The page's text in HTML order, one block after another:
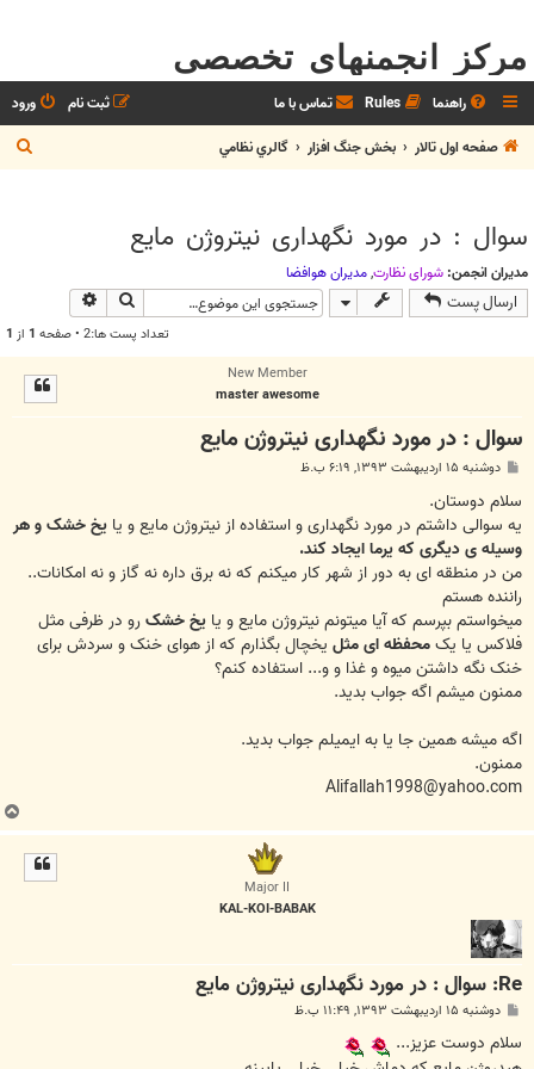
مرکز انجمنهای تخصصی
راهنما Rules تماس با ما ورود
ثبت نام
صفحه اول تالار
بخش جنگ افزار گالري نظامي
س
سوال : در مورد نگهداری نیتروژن مایع
مدیران انجمن: شوراي نظارت,مديران هوافضا
ارسال پست جستجو
تعداد پست ها:2 • صفحه 1 از 1
New Member
master awesome
سوال : در مورد نگهداری نیتروژن مایع
ت
دوشنبه ۱۵ اردیبهشت ۱۳۹۳, ۶:۱۹ ب.ظ
سلام دوستان.
یه سوالی داشتم در مورد نگهداری و استفاده از نیتروژن مایع و یا یخ خشک و هر
وسیله ی دیگری که یرما ایجاد کند.
من در منطقه ای به دور از شهر کار میکنم که نه برق داره نه گاز و نه امکانات..
راننده هستم
میخواستم بپرسم که آیا میتونم نیتروژن مایع و یا یخ خشکرو در ظرفی مثل
فلاکس یا یکمحفظه ای مثل یخچال بگذارم که از هوای خنک و سردش برای
خنک نگه داشتن میوه و غذا و و... استفاده کنم؟
ممنون میشم اگه جواب بدید.
اگه میشه همین جا یا به ایمیلم جواب بدید.
ممنون.
Alifallah1998@yahoo.com
Major II
KAL-KOI-BABAK
Re: سوال : در مورد نگهداری نیتروژن مایع
ت
دوشنبه ۱۵ اردیبهشت ۱۳۹۳, ۱۱:۴۹ ب.ظ
سلام دوست عزیز...